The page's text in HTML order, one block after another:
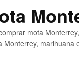
mota
Monterrey,